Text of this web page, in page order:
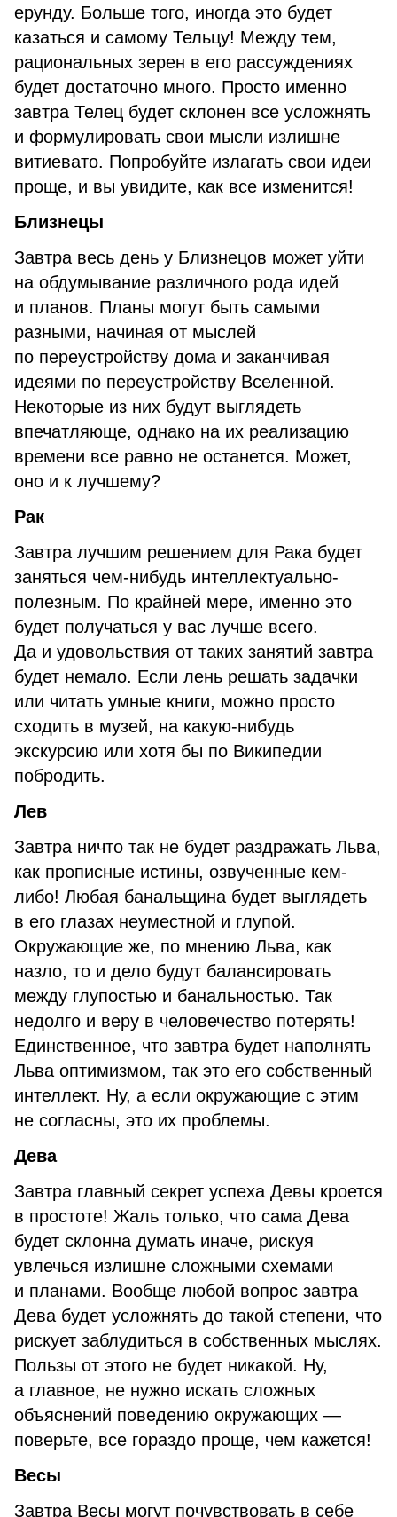
ерунду. Больше того, иногда это будет
казаться и самому Тельцу! Между тем,
рациональных зерен в его рассуждениях
будет достаточно много. Просто именно
завтра Телец будет склонен все усложнять
и формулировать свои мысли излишне
витиевато. Попробуйте излагать свои идеи
проще, и вы увидите, как все изменится!
Близнецы
Завтра весь день у Близнецов может уйти
на обдумывание различного рода идей
и планов. Планы могут быть самыми
разными, начиная от мыслей
по переустройству дома и заканчивая
идеями по переустройству Вселенной.
Некоторые из них будут выглядеть
впечатляюще, однако на их реализацию
времени все равно не останется. Может,
оно и к лучшему?
Рак
Завтра лучшим решением для Рака будет
заняться чем-нибудь интеллектуально-
полезным. По крайней мере, именно это
будет получаться у вас лучше всего.
Да и удовольствия от таких занятий завтра
будет немало. Если лень решать задачки
или читать умные книги, можно просто
сходить в музей, на какую-нибудь
экскурсию или хотя бы по Википедии
побродить.
Лев
Завтра ничто так не будет раздражать Льва,
как прописные истины, озвученные кем-
либо! Любая банальщина будет выглядеть
в его глазах неуместной и глупой.
Окружающие же, по мнению Льва, как
назло, то и дело будут балансировать
между глупостью и банальностью. Так
недолго и веру в человечество потерять!
Единственное, что завтра будет наполнять
Льва оптимизмом, так это его собственный
интеллект. Ну, а если окружающие с этим
не согласны, это их проблемы.
Дева
Завтра главный секрет успеха Девы кроется
в простоте! Жаль только, что сама Дева
будет склонна думать иначе, рискуя
увлечься излишне сложными схемами
и планами. Вообще любой вопрос завтра
Дева будет усложнять до такой степени, что
рискует заблудиться в собственных мыслях.
Пользы от этого не будет никакой. Ну,
а главное, не нужно искать сложных
объяснений поведению окружающих —
поверьте, все гораздо проще, чем кажется!
Весы
Завтра Весы могут почувствовать в себе